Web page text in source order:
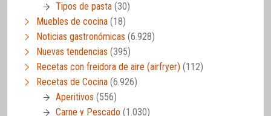
Tipos de pasta (30)
Muebles de cocina (18)
Noticias gastronómicas (6.928)
Nuevas tendencias (395)
Recetas con freidora de aire (airfryer) (112)
Recetas de Cocina (6.926)
Aperitivos (556)
Carne y Pescado (1.030)